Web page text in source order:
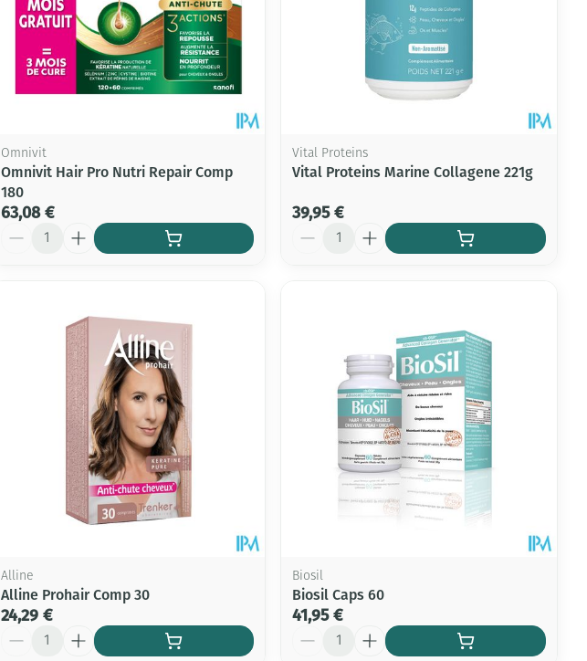
Omnivit
Omnivit Hair Pro Nutri Repair Comp
180
63,08 €
Quantité
Vital Proteins
Vital Proteins Marine Collagene 221g
39,95 €
Quantité
Alline
Alline Prohair Comp 30
24,29 €
Quantité
Biosil
Biosil Caps 60
41,95 €
Quantité